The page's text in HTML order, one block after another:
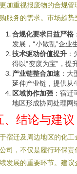
加重视报废物的合规
服务的需求。市场趋势
合规化要求日益严格
发展，“小散乱”企业
技术驱动价值提升
得以“变废为宝”，提
产业链整合加速 ：
延伸产业链，提供从
区域协作加强 ：宿
地区形成协同处理网
、结论与建议
宿迁及周边地区的化
司，不仅是履行环保
发展的重要环节。建议